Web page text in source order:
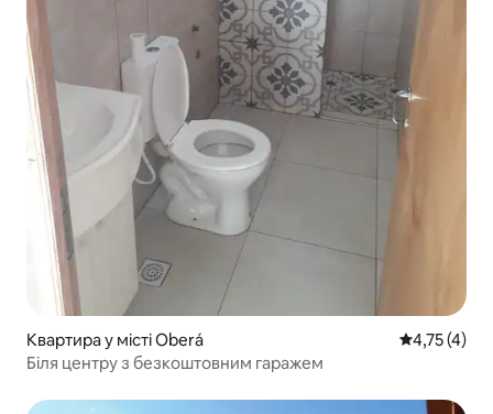
Квартира у місті Oberá Середня
4,75 (4)
Біля центру з безкоштовним гаражем